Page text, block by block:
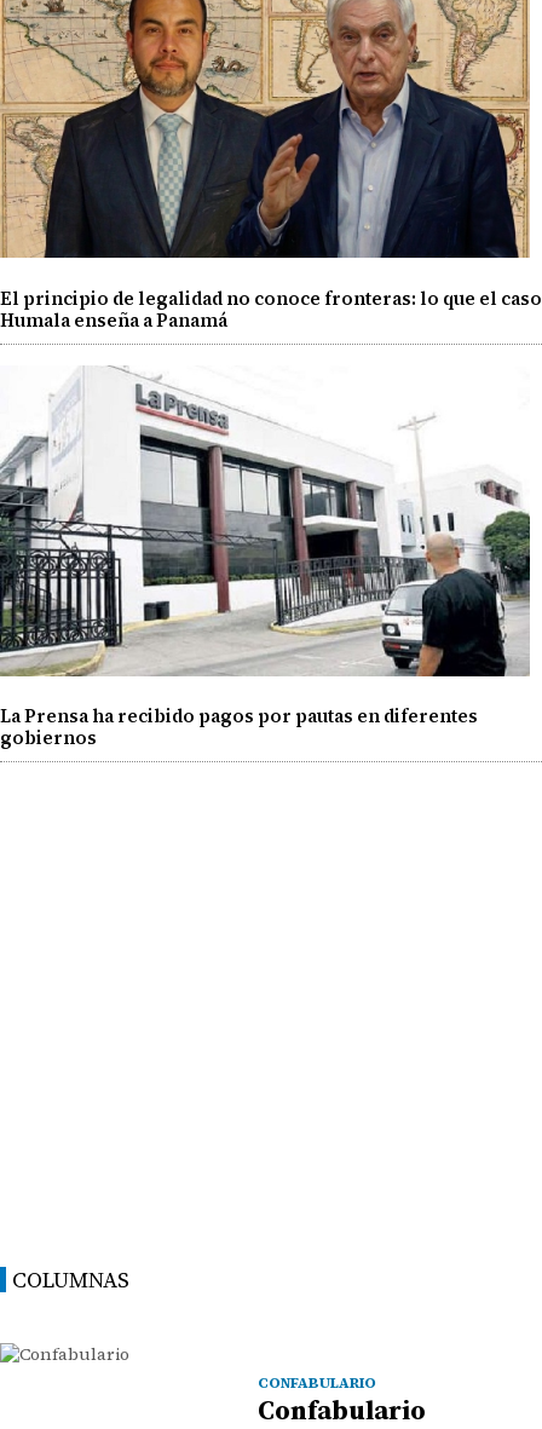
El principio de legalidad no conoce fronteras: lo que el caso
Humala enseña a Panamá
La Prensa ha recibido pagos por pautas en diferentes
gobiernos
COLUMNAS
CONFABULARIO
Confabulario